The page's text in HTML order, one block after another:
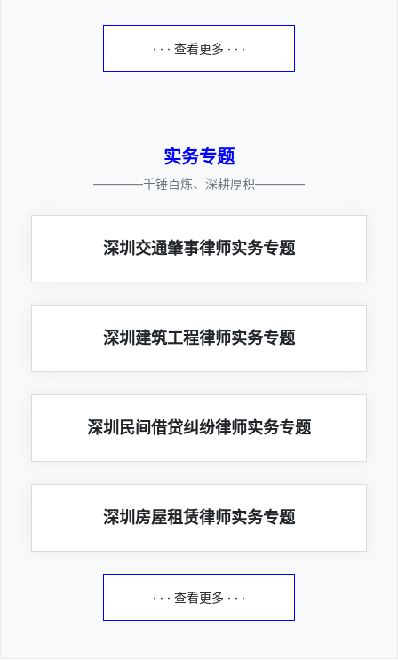
· · · 查看更多 · · ·
实务专题
————千锤百炼、深耕厚积————
深圳交通肇事律师实务专题
深圳建筑工程律师实务专题
深圳民间借贷纠纷律师实务专题
深圳房屋租赁律师实务专题
· · · 查看更多 · · ·